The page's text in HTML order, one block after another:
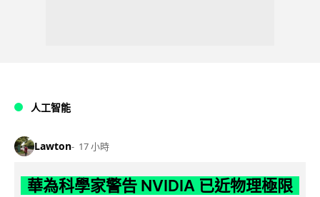
人工智能
Lawton 17 小時
華為科學家警告 NVIDIA 已近物理極限